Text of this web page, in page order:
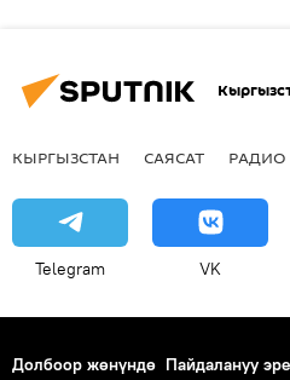
КЫРГЫЗСТАН САЯСАТ РАДИО
Telegram VK
Долбоор жөнүндө Пайдалануу